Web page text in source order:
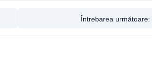
Întrebarea următoare: